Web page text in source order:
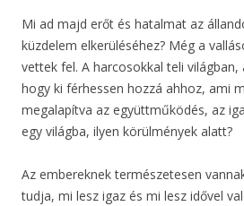
Mi ad majd erőt és hatalmat az
küzdelem elkerüléséhez? Még a
vettek fel. A harcosokkal teli
hogy ki férhessen hozzá ahhoz, ami
megalapítva az együttműködés, az
egy világba, ilyen körülmények alatt?
Az embereknek természetesen
tudja, mi lesz igaz és mi lesz idővel